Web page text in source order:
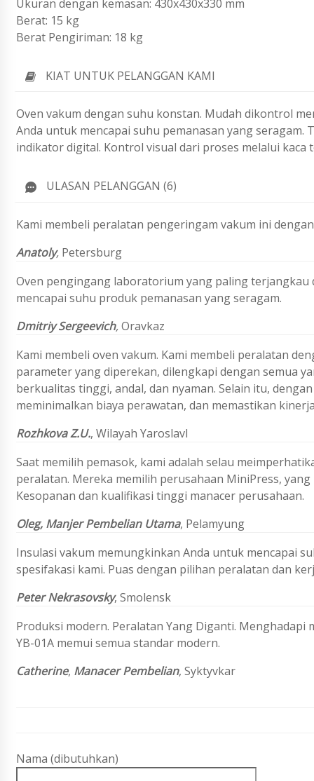
Ukuran dengan kemasan: 430x430x330 mm
Berat: 15 kg
Berat Pengiriman: 18 kg
KIAT UNTUK PELANGGAN KAMI
Oven vakum dengan suhu konstan. Mudah dikontrol
Anda untuk mencapai suhu pemanasan yang
indikator digital. Kontrol visual dari proses melalui kaca
ULASAN PELANGGAN (6)
Kami membeli peralatan pengeringam vakum ini
Anatoly, Petersburg
Oven pengingang laboratorium yang paling
mencapai suhu produk pemanasan yang seragam.
Dmitriy Sergeevich,Oravkaz
Kami membeli oven vakum. Kami membeli peralatan
parameter yang diperekan, dilengkapi dengan semua
berkualitas tinggi, andal, dan nyaman. Selain itu,
meminimalkan biaya perawatan, dan memastikan
Rozhkova Z.U., Wilayah Yaroslavl
Saat memilih pemasok, kami adalah selau
peralatan. Mereka memilih perusahaan MiniPress,
Kesopanan dan kualifikasi tinggi manacer perusahaan.
Oleg, Manjer Pembelian Utama, Pelamyung
Insulasi vakum memungkinkan Anda untuk mencapai
spesifakasi kami. Puas dengan pilihan peralatan dan
Peter Nekrasovsky, Smolensk
Produksi modern. Peralatan Yang Diganti.
YB-01A memui semua standar modern.
Catherine, Manacer Pembelian, Syktyvkar
Nama (dibutuhkan)